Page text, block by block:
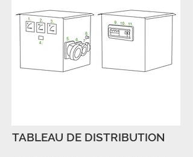
TABLEAU DE DISTRIBUTION